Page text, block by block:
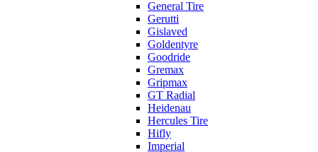
General Tire
Gerutti
Gislaved
Goldentyre
Goodride
Gremax
Gripmax
GT Radial
Heidenau
Hercules Tire
Hifly
Imperial